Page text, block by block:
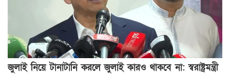
জুলাই নিয়ে টানাটানি করলে জুলাই কারও থাকবে না: স্বরাষ্ট্রমন্ত্রী